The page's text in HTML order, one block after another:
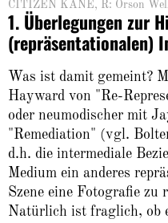
CITIZEN KANE, R: Orson
1. Überlegungen zur
(repräsentationalen)
Was ist damit gemeint?
Hayward von "Re-
oder neumodischer mit
"Remediation" (vgl.
d.h. die intermediale
Medium ein anderes
Szene eine Fotografie zu
Natürlich ist fraglich, ob